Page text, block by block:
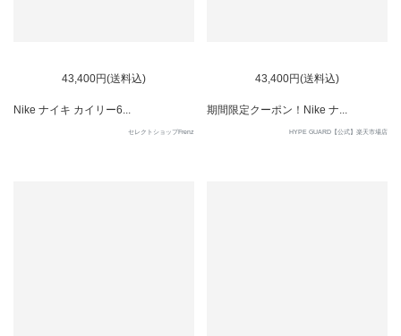
43,400円(送料込)
Nike ナイキ カイリー6...
セレクトショップFrenz
43,400円(送料込)
期間限定クーポン！Nike ナ...
HYPE GUARD【公式】楽天市場店